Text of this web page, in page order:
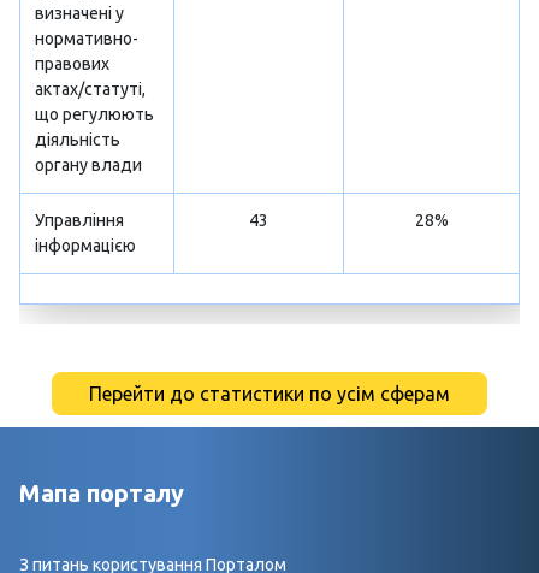
визначені у
нормативно-
правових
актах/статуті,
що регулюють
діяльність
органу влади
Управління
інформацією
43 28%
Перейти до статистики по усім сферам
Мапа порталу
З питань користування Порталом